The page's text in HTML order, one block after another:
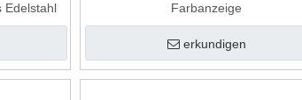
Edelstahl
Farbanzeige
erkundigen